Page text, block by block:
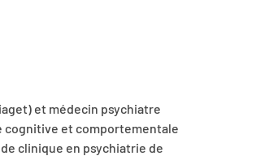
et médecin psychiatre
cognitive et comportementale
clinique en psychiatrie de